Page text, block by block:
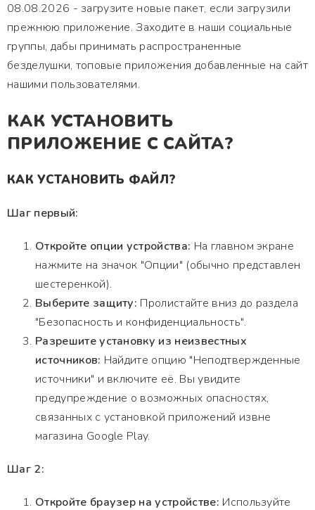
08.08.2026 - загрузите новые пакет, если загрузили
прежнюю приложение. Заходите в наши социальные
группы, дабы принимать распространенные
безделушки, топовые приложения добавленные на сайт
нашими пользователями.
КАК УСТАНОВИТЬ
ПРИЛОЖЕНИЕ С САЙТА?
КАК УСТАНОВИТЬ ФАЙЛ?
Шаг первый:
Откройте опции устройства: На главном экране
нажмите на значок "Опции" (обычно представлен
шестеренкой).
Выберите защиту: Пролистайте вниз до раздела
"Безопасность и конфиденциальность".
Разрешите установку из неизвестных
источников: Найдите опцию "Неподтвержденные
источники" и включите её. Вы увидите
предупреждение о возможных опасностях,
связанных с установкой приложений извне
магазина Google Play.
Шаг 2:
Откройте браузер на устройстве: Используйте